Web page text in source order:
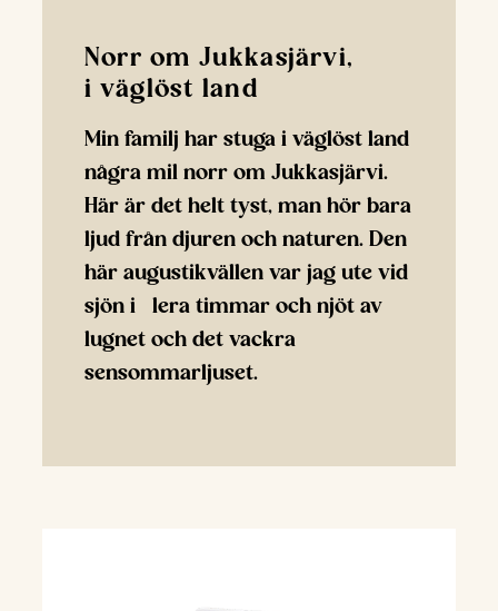
Norr om Jukkasjärvi,
i väglöst land
Min familj har stuga i väglöst land
några mil norr om Jukkasjärvi.
Här är det helt tyst, man hör bara
ljud från djuren och naturen. Den
här augustikvällen var jag ute vid
sjön i lera timmar och njöt av
lugnet och det vackra
sensommarljuset.